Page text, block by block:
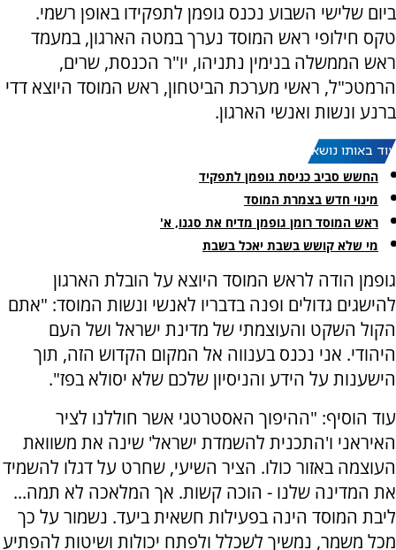
ביום שלישי השבוע נכנס גופמן לתפקידו באופן רשמי.
טקס חילופי ראש המוסד נערך במטה הארגון, במעמד
ראש הממשלה בנימין נתניהו, יו"ר הכנסת, שרים,
הרמטכ"ל, ראשי מערכת הביטחון, ראש המוסד היוצא דדי
ברנע ונשות ואנשי הארגון.
עוד באותו נושא:
החשש סביב כניסת גופמן לתפקיד
מינוי חדש בצמרת המוסד
ראש המוסד רומן גופמן מדיח את סגנו, א'
מי שלא קושש בשבת יאכל בשבת
גופמן הודה לראש המוסד היוצא על הובלת הארגון
להישגים גדולים ופנה בדבריו לאנשי ונשות המוסד: "אתם
הקול השקט והעוצמתי של מדינת ישראל ושל העם
היהודי. אני נכנס בענווה אל המקום הקדוש הזה, תוך
הישענות על הידע והניסיון שלכם שלא יסולא בפז".
עוד הוסיף: "ההיפוך האסטרטגי אשר חוללנו לציר
האיראני ו'התכנית להשמדת ישראל' שינה את משוואת
העוצמה באזור כולו. הציר השיעי, שחרט על דגלו להשמיד
את המדינה שלנו - הוכה קשות. אך המלאכה לא תמה...
ליבת המוסד הינה בפעילות חשאית ביעד. נשמור על כך
מכל משמר, נמשיך לשכלל ולפתח יכולות ושיטות להפתיע